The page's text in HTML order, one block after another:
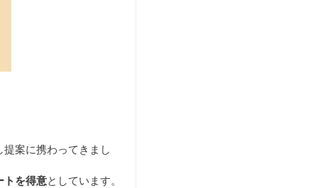
案に携わってきまし
トを得意としています。